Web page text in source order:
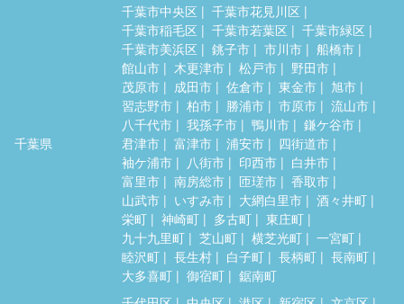
千葉県
千葉市中央区
千葉市花見川区
千葉市稲毛区
千葉市若葉区
千葉市緑区
千葉市美浜区
銚子市 市川市
船橋市
館山市
木更津市 松戸市
野田市
茂原市
成田市 佐倉市 東金市
旭市
習志野市
柏市 勝浦市 市原市
流山市
八千代市
我孫子市 鴨川市
鎌ケ谷市
君津市
富津市 浦安市
四街道市
袖ケ浦市
八街市 印西市
白井市
富里市
南房総市 匝瑳市
香取市
山武市
いすみ市 大網白里市
酒々井町
栄町
神崎町 多古町
東庄町
九十九里町
芝山町 横芝光町
一宮町
睦沢町
長生村 白子町 長柄町
長南町
大多喜町
御宿町
鋸南町